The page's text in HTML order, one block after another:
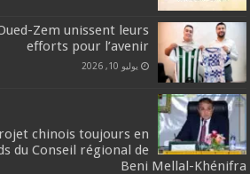
Zem unissent leurs
efforts pour l’avenir
يوليو 10, 2026
chinois toujours en
du Conseil régional de
Beni Mellal-Khénifra